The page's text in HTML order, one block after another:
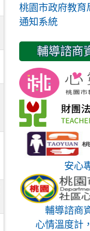
桃園市政府教育
通知系統
輔導諮商
安心
輔導諮商
心情溫度計